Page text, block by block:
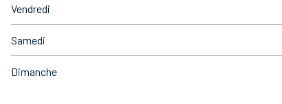
Vendredi
Samedi
Dimanche